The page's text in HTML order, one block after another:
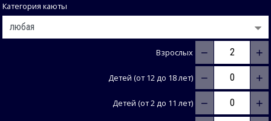
Категория каюты
Взрослых − +
Детей (от 12 до 18 лет) − +
Детей (от 2 до 11 лет) − +